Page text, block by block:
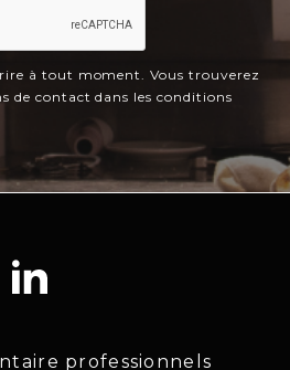
à tout moment. Vous trouverez
de contact dans les conditions
professionnels